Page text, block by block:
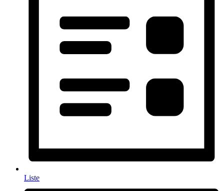
Liste